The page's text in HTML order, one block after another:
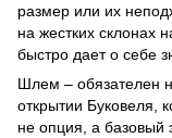
размер или их
на жестких склонах
быстро дает о себе
Шлем – обязателен
открытии Буковеля,
не опция, а базовый